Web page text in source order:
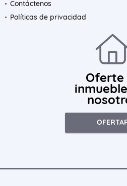
Contáctenos
Políticas de privacidad
Oferte